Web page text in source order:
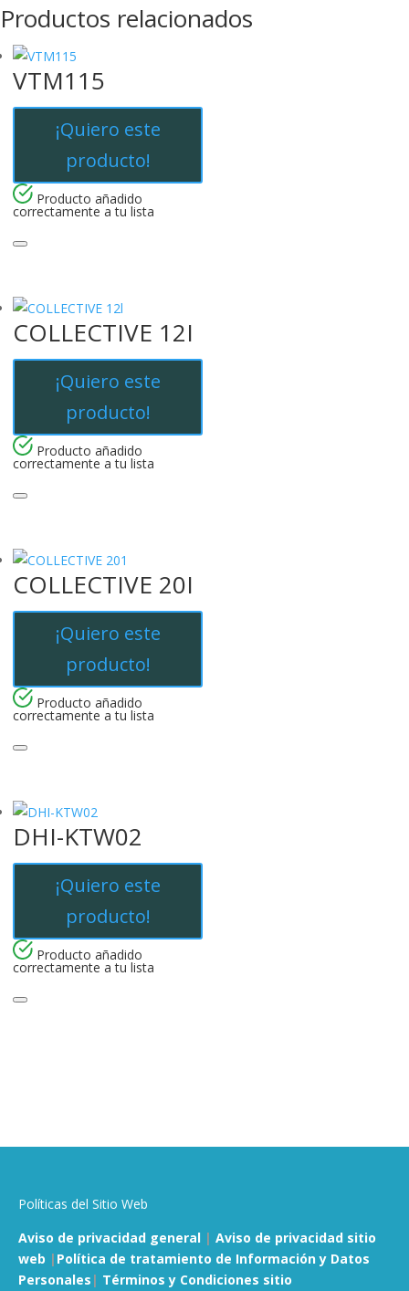
Productos relacionados
VTM115
¡Quiero este
producto!
Producto añadido
correctamente a tu lista
COLLECTIVE 12I
¡Quiero este
producto!
Producto añadido
correctamente a tu lista
COLLECTIVE 20I
¡Quiero este
producto!
Producto añadido
correctamente a tu lista
DHI-KTW02
¡Quiero este
producto!
Producto añadido
correctamente a tu lista
Políticas del Sitio Web
Aviso de privacidad general | Aviso de privacidad sitio
web | Política de tratamiento de Información y Datos
Personales | Términos y Condiciones sitio